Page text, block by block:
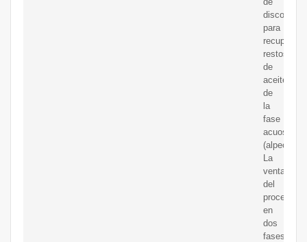
discos
para
recuperar
restos
de
aceite
de
la
fase
acuosa
(alpechín).
La
ventaja
del
proceso
en
dos
fases